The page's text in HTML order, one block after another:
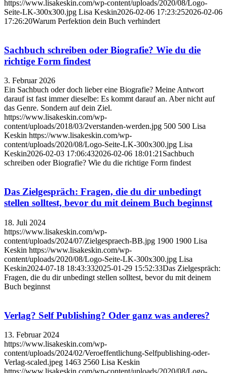
https://www.lisakeskin.com/wp-content/uploads/2020/08/Logo-
Seite-LK-300x300.jpg Lisa Keskin2026-02-06 17:23:252026-02-06
17:26:20Warum Perfektion dein Buch verhindert
Sachbuch schreiben oder Biografie? Wie du die
richtige Form findest
3. Februar 2026
Ein Sachbuch oder doch lieber eine Biografie? Meine Antwort
darauf ist fast immer dieselbe: Es kommt darauf an. Aber nicht auf
das Genre. Sondern auf dein Ziel.
https://www.lisakeskin.com/wp-
content/uploads/2018/03/2verstanden-werden.jpg 500 500 Lisa
Keskin https://www.lisakeskin.com/wp-
content/uploads/2020/08/Logo-Seite-LK-300x300.jpg Lisa
Keskin2026-02-03 17:06:432026-02-06 18:01:21Sachbuch
schreiben oder Biografie? Wie du die richtige Form findest
Das Zielgespräch: Fragen, die du dir unbedingt
stellen solltest, bevor du mit deinem Buch beginnst
18. Juli 2024
https://www.lisakeskin.com/wp-
content/uploads/2024/07/Zielgespraech-BB.jpg 1900 1900 Lisa
Keskin https://www.lisakeskin.com/wp-
content/uploads/2020/08/Logo-Seite-LK-300x300.jpg Lisa
Keskin2024-07-18 18:43:332025-01-29 15:52:33Das Zielgespräch:
Fragen, die du dir unbedingt stellen solltest, bevor du mit deinem
Buch beginnst
Verlag? Self Publishing? Oder ganz was anderes?
13. Februar 2024
https://www.lisakeskin.com/wp-
content/uploads/2024/02/Veroeffentlichung-Selfpublishing-oder-
Verlag-scaled.jpeg 1463 2560 Lisa Keskin